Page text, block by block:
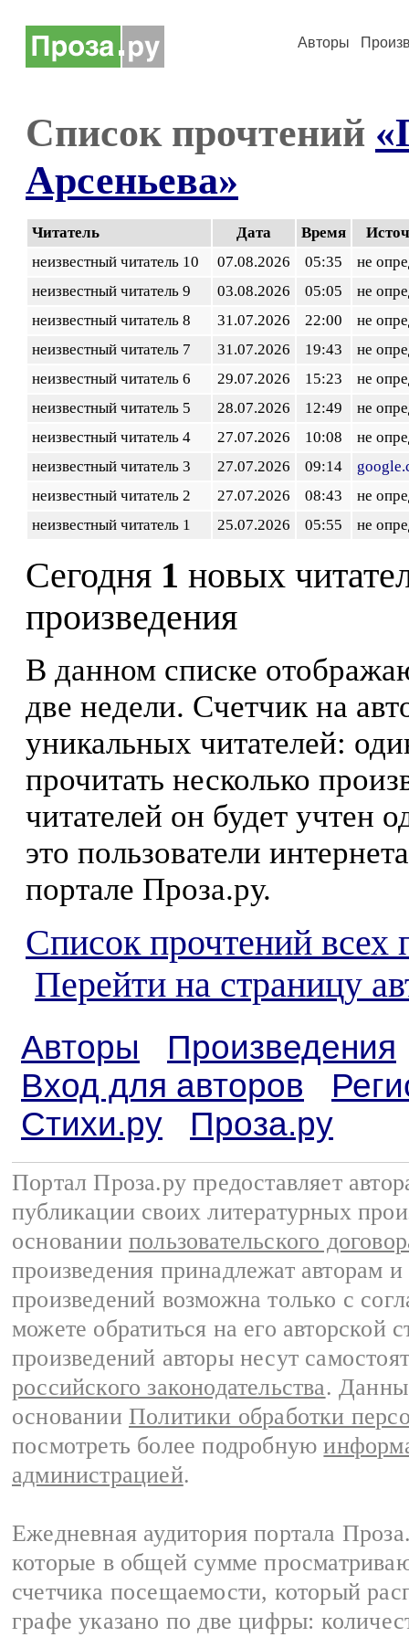
Авторы
Список прочтений
Арсеньева»
Читатель Дата Время
неизвестный читатель 10
07.08.2026 05:35
не
неизвестный читатель 9
03.08.2026 05:05
не
неизвестный читатель 8
31.07.2026 22:00
не
неизвестный читатель 7
31.07.2026 19:43
не
неизвестный читатель 6
29.07.2026 15:23
не
неизвестный читатель 5
28.07.2026 12:49
не
неизвестный читатель 4
27.07.2026 10:08
не
неизвестный читатель 3
27.07.2026 09:14
неизвестный читатель 2
27.07.2026 08:43
не
неизвестный читатель 1
25.07.2026 05:55 не
Сегодня 1 новых
произведения
В данном списке
две недели. Счетчик на
уникальных читателей:
прочитать несколько
читателей он будет учтен
это пользователи
портале Проза.ру.
Список прочтений всех
Перейти на страницу
Авторы
Произведения
Вход для авторов
Стихи.ру
Проза.ру
Портал Проза.ру предоставляет
публикации своих литературных
основании пользовательского
произведения принадлежат авторам
произведений возможна только с
можете обратиться на его авторской
произведений авторы несут
российского законодательства.
основании Политики обработки
посмотреть более подробную
администрацией.
Ежедневная аудитория портала
которые в общей сумме
счетчика посещаемости, который
графе указано по две цифры: